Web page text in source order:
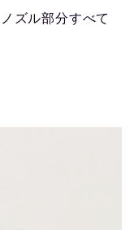
ズル部分すべて